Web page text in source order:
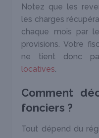
Notez que les
les charges
chaque mois par
provisions. Votre
ne tient donc
locatives
Comment
fonciers ?
Tout dépend du